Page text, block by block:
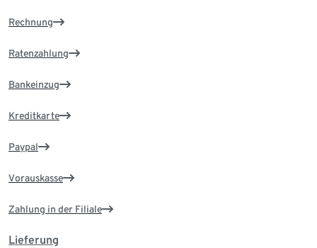
Rechnung
Ratenzahlung
Bankeinzug
Kreditkarte
Paypal
Vorauskasse
Zahlung in der Filiale
Lieferung